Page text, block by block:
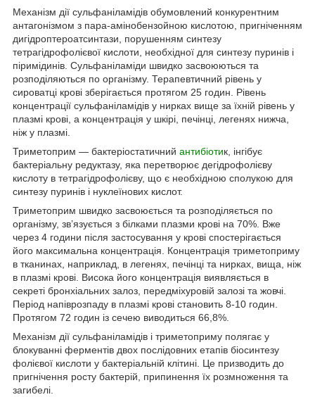
Механізм дії сульфаніламідів обумовлений конкурентним
антагонізмом з пара-амінобензойною кислотою, пригніченням
дигідроптероатсинтази, порушенням синтезу
тетрагідрофолієвої кислоти, необхідної для синтезу пуринів і
піримідинів. Сульфаніламіди швидко засвоюються та
розподіляються по організму. Терапевтичний рівень у
сироватці крові зберігається протягом 25 годин. Рівень
концентрації сульфаніламідів у нирках вище за їхній рівень у
плазмі крові, а концентрація у шкірі, печінці, легенях нижча,
ніж у плазмі.
Триметоприм — бактеріостатичний антибіотик, інгібує
бактеріальну редуктазу, яка перетворює дегідрофолієву
кислоту в тетрагідрофолієву, що є необхідною сполукою для
синтезу пуринів і нуклеїнових кислот.
Триметоприм швидко засвоюється та розподіляється по
організму, зв’язується з білками плазми крові на 70%. Вже
через 4 години після застосування у крові спостерігається
його максимальна концентрація. Концентрація триметоприму
в тканинах, наприклад, в легенях, печінці та нирках, вища, ніж
в плазмі крові. Висока його концентрація виявляється в
секреті бронхіальних залоз, передміхуровій залозі та жовчі.
Період напіврозпаду в плазмі крові становить 8-10 годин.
Протягом 72 годин із сечею виводиться 66,8%.
Механізм дії сульфаніламідів і триметоприму полягає у
блокуванні ферментів двох послідовних етапів біосинтезу
фолієвої кислоти у бактеріальній клітині. Це призводить до
пригнічення росту бактерій, припинення їх розмноження та
загибелі.